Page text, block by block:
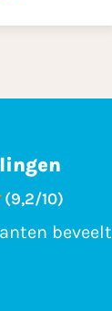
(9,2/10)
beveelt